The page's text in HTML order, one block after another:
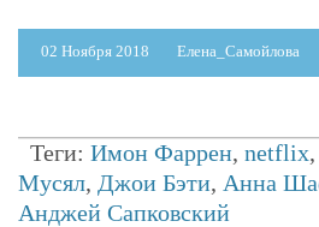
02 Ноября 2018 Елена_Самойлова
Теги: Имон Фаррен, netflix,
Мусял, Джои Бэти, Анна
Анджей Сапковский